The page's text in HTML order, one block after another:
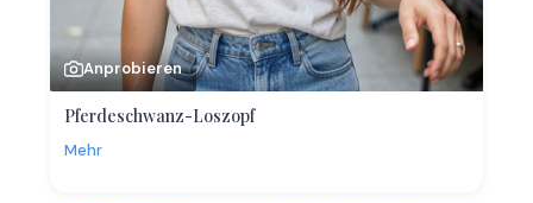
Anprobieren
Pferdeschwanz-Loszopf
Mehr